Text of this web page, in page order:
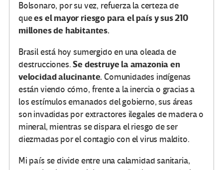
Bolsonaro, por su vez, refuerza la certeza de
quees el mayor riesgo para el país y sus 210
millones de habitantes.
Brasil está hoy sumergido en una oleada de
destrucciones.Se destruye la amazonia en
velocidad alucinante. Comunidades indígenas
están viendo cómo, frente a la inercia o gracias a
los estímulos emanados del gobierno, sus áreas
son invadidas por extractores ilegales de madera o
mineral, mientras se dispara el riesgo de ser
diezmadas por el contagio con el virus maldito.
Mi país se divide entre una calamidad sanitaria,